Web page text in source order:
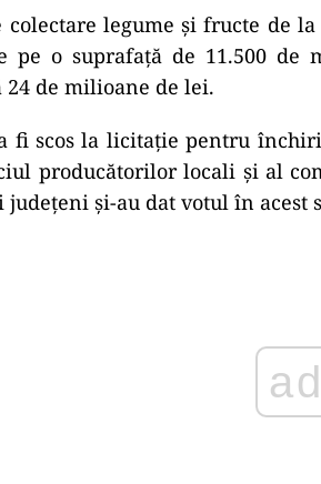
colectare legume şi fructe de
pe o suprafaţă de 11.500 de
24 de milioane de lei.
fi scos la licitaţie pentru
producătorilor locali şi al
şi-au dat votul în acest
ad